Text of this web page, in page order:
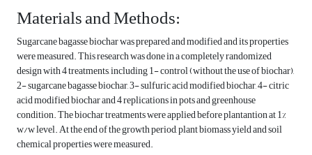
Materials and Methods:
Sugarcane bagasse biochar was prepared and modified and its properties
were measured. This research was done in a completely randomized
design with 4 treatments, including 1- control (without the use of biochar),
2- sugarcane bagasse biochar, 3- sulfuric acid modified biochar, 4- citric
acid modified biochar and 4 replications in pots and greenhouse
condition. The biochar treatments were applied before plantantion at 1%
w/w level. At the end of the growth period, plant biomass yield and soil
chemical properties were measured.